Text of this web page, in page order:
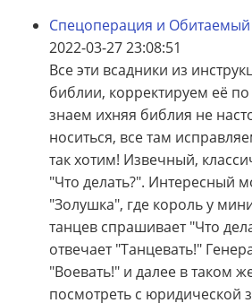
Спецоперация и Обитаемый
2022-03-27 23:08:51
Все эти всадники из
библии, корректируем её
знаем ихняя библия не
носиться, все там
так хотим! Извечный,
"Что делать?". Интересный
"Золушка", где король у
танцев спрашивает "Что
отвечает "Танцевать!"
"Воевать!" и далее в таком
посмотреть с юридической